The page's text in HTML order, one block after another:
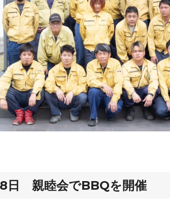
日 親睦会でBBQを開催